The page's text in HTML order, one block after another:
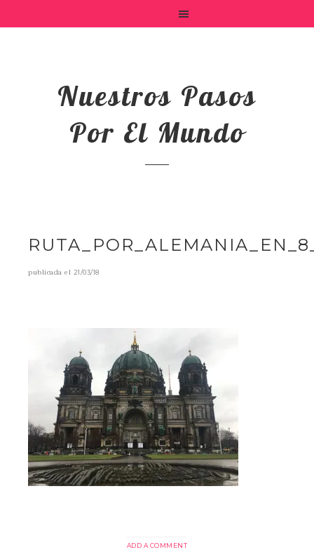
Nuestros Pasos
Por El Mundo
publicada el 21/03/18
ADD A COMMENT